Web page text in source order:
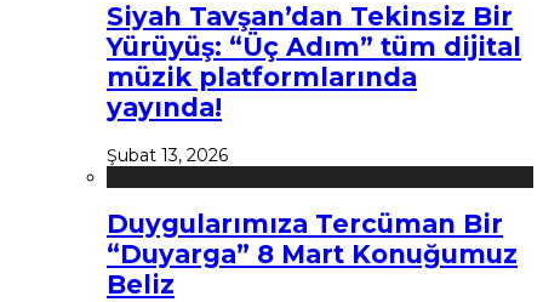
Siyah Tavşan’dan Tekinsiz Bir
Yürüyüş: “Üç Adım” tüm dijital
müzik platformlarında
yayında!
Şubat 13, 2026
Duygularımıza Tercüman Bir
“Duyarga” 8 Mart Konuğumuz
Beliz